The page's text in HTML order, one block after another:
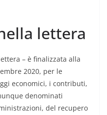
lettera
– è finalizzata alla
2020, per le
economici, i contributi,
denominati
del recupero